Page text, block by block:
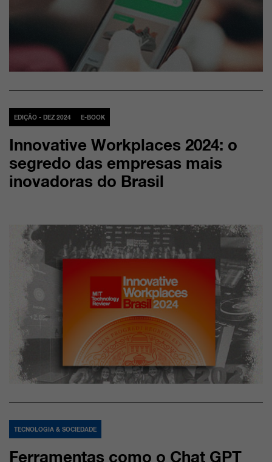
EDIÇÃO - DEZ 2024 E-BOOK
Innovative Workplaces 2024: o
segredo das empresas mais
inovadoras do Brasil
TECNOLOGIA & SOCIEDADE
Ferramentas como o Chat GPT